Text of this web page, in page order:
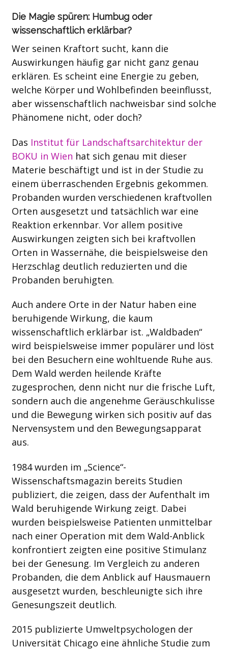
Die Magie spüren: Humbug oder
wissenschaftlich erklärbar?
Wer seinen Kraftort sucht, kann die
Auswirkungen häufig gar nicht ganz genau
erklären. Es scheint eine Energie zu geben,
welche Körper und Wohlbefinden beeinflusst,
aber wissenschaftlich nachweisbar sind solche
Phänomene nicht, oder doch?
Das Institut für Landschaftsarchitektur der
BOKU in Wien hat sich genau mit dieser
Materie beschäftigt und ist in der Studie zu
einem überraschenden Ergebnis gekommen.
Probanden wurden verschiedenen kraftvollen
Orten ausgesetzt und tatsächlich war eine
Reaktion erkennbar. Vor allem positive
Auswirkungen zeigten sich bei kraftvollen
Orten in Wassernähe, die beispielsweise den
Herzschlag deutlich reduzierten und die
Probanden beruhigten.
Auch andere Orte in der Natur haben eine
beruhigende Wirkung, die kaum
wissenschaftlich erklärbar ist. „Waldbaden“
wird beispielsweise immer populärer und löst
bei den Besuchern eine wohltuende Ruhe aus.
Dem Wald werden heilende Kräfte
zugesprochen, denn nicht nur die frische Luft,
sondern auch die angenehme Geräuschkulisse
und die Bewegung wirken sich positiv auf das
Nervensystem und den Bewegungsapparat
aus.
1984 wurden im „Science“-
Wissenschaftsmagazin bereits Studien
publiziert, die zeigen, dass der Aufenthalt im
Wald beruhigende Wirkung zeigt. Dabei
wurden beispielsweise Patienten unmittelbar
nach einer Operation mit dem Wald-Anblick
konfrontiert zeigten eine positive Stimulanz
bei der Genesung. Im Vergleich zu anderen
Probanden, die dem Anblick auf Hausmauern
ausgesetzt wurden, beschleunigte sich ihre
Genesungszeit deutlich.
2015 publizierte Umweltpsychologen der
Universität Chicago eine ähnliche Studie zum